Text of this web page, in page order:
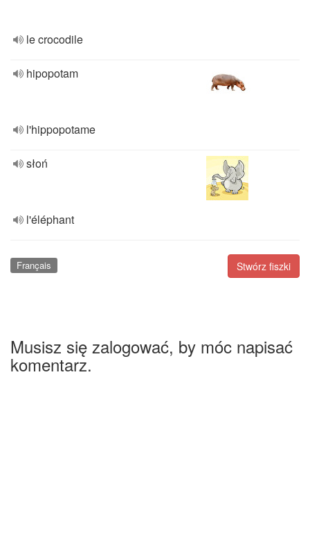
le crocodile
hipopotam
l'hippopotame
słoń
l'éléphant
Stwórz fiszki
Français
Musisz się zalogować, by móc napisać
komentarz.